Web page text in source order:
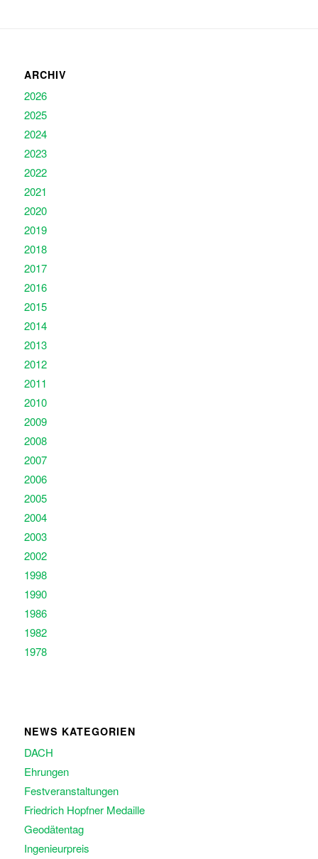
ARCHIV
2026
2025
2024
2023
2022
2021
2020
2019
2018
2017
2016
2015
2014
2013
2012
2011
2010
2009
2008
2007
2006
2005
2004
2003
2002
1998
1990
1986
1982
1978
NEWS KATEGORIEN
DACH
Ehrungen
Festveranstaltungen
Friedrich Hopfner Medaille
Geodätentag
Ingenieurpreis